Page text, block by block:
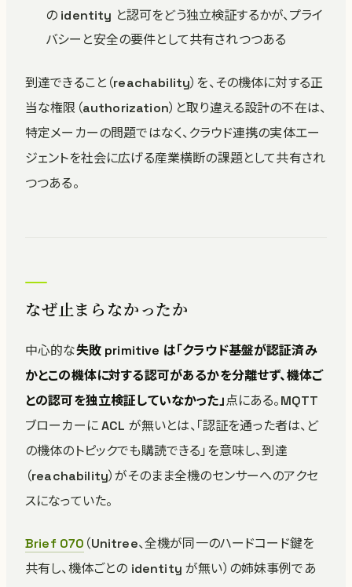
の identity と認可をどう独立検証するかが、プライ
バシーと安全の要件として共有されつつある
到達できること（reachability）を、その機体に対する正
当な権限（authorization）と取り違える設計の不在は、
特定メーカーの問題ではなく、クラウド連携の実体エー
ジェントを社会に広げる産業横断の課題として共有され
つつある。
なぜ止まらなかったか
中心的な失敗 primitive は「クラウド基盤が認証済み
かとこの機体に対する認可があるかを分離せず、機体ご
との認可を独立検証していなかった」点にある。MQTT
ブローカーに ACL が無いとは、「認証を通った者は、ど
の機体のトピックでも購読できる」を意味し、到達
（reachability）がそのまま全機のセンサーへのアクセ
スになっていた。
Brief 070 （Unitree、全機が同一のハードコード鍵を
共有し、機体ごとの identity が無い）の姉妹事例であ